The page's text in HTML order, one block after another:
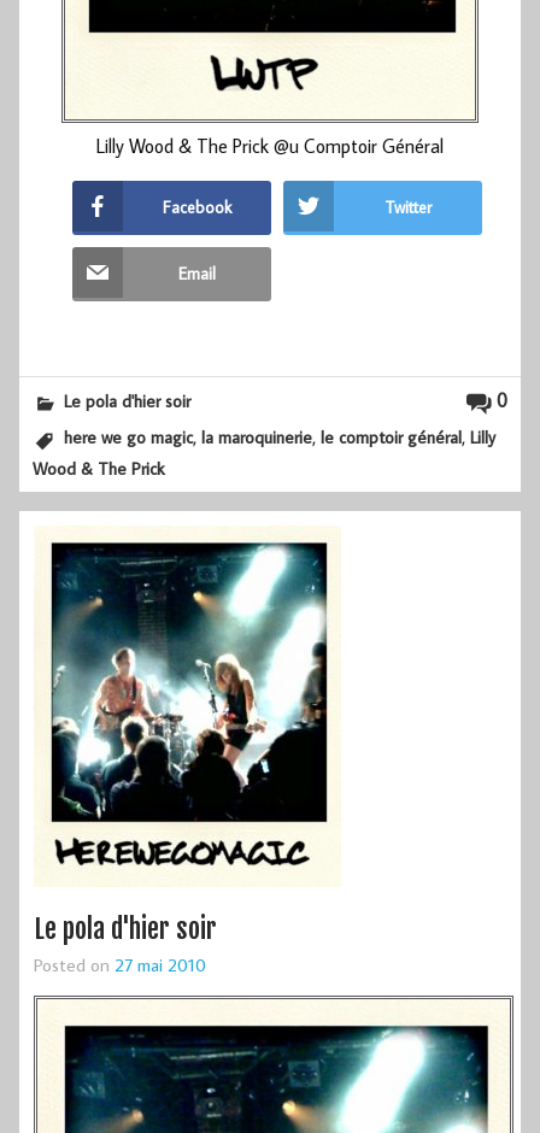
Lilly Wood & The Prick @u Comptoir Général
Facebook Twitter
Email
0
Le pola d'hier soir
here we go magic,la maroquinerie,le comptoir général,Lilly
Wood & The Prick
Le pola d'hier soir
Posted on 27 mai 2010